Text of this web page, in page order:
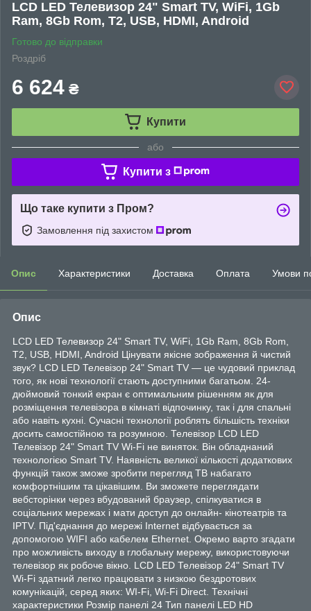
LCD LED Телевизор 24" Smart TV, WiFi, 1Gb
Ram, 8Gb Rom, T2, USB, HDMI, Android
Готово до відправки
Роздріб
6 624 ₴
Купити
або
Купити з
Що таке купити з Пром?
Замовлення під захистом
Опис Характеристики Доставка Оплата Умови
Опис
LCD LED Телевизор 24" Smart TV, WiFi, 1Gb Ram, 8Gb Rom,
T2, USB, HDMI, Android Цінувати якісне зображення й чистий
звук? LCD LED Телевізор 24" Smart TV — це чудовий приклад
того, як нові технології стають доступними багатьом. 24-
дюймовий тонкий екран є оптимальним рішенням як для
розміщення телевізора в кімнаті відпочинку, так і для спальні
або навіть кухні. Сучасні технології роблять більшість техніки
досить самостійною та розумною. Телевізор LCD LED
Телевізор 24" Smart TV Wi-Fi не виняток. Він обладнаний
технологією Smart TV. Наявність великої кількості додаткових
функцій також зможе зробити перегляд ТВ набагато
комфортнішим та цікавішим. Ви зможете переглядати
вебсторінки через вбудований браузер, спілкуватися в
соціальних мережах і мати доступ до онлайн- кінотеатрів та
IPTV. Під'єднання до мережі Internet відбувається за
допомогою WIFI або кабелем Ethernet. Окремо варто згадати
про можливість виходу в глобальну мережу, використовуючи
телевізор як робоче вікно. LCD LED Телевізор 24" Smart TV
Wi-Fi здатний легко працювати з низкою бездротових
комунікацій, серед яких: WI-Fi, Wi-Fi Direct. Технічні
характеристики Розмір панелі 24 Тип панелі LED HD